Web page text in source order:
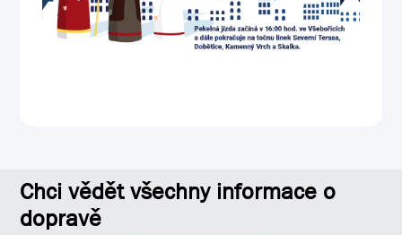
Chci vědět všechny informace o
dopravě